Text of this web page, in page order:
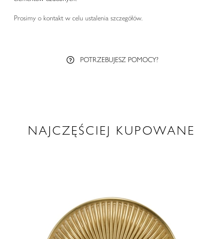
Prosimy o kontakt w celu ustalenia szczegółów.
POTRZEBUJESZ POMOCY?
NAJCZĘŚCIEJ KUPOWANE